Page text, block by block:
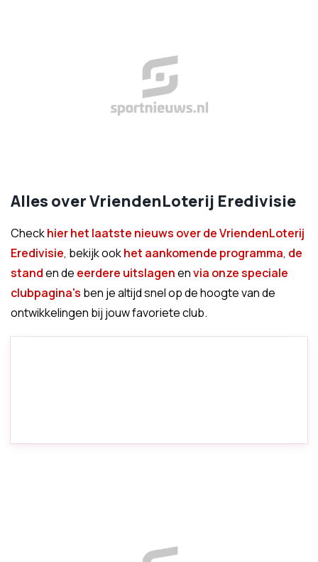
Alles over VriendenLoterij Eredivisie
Checkhier het laatste nieuws over de VriendenLoterij
Eredivisie, bekijk ookhet aankomende programma, de
standen de eerdere uitslagenenvia onze speciale
clubpagina's ben je altijd snel op de hoogte van de
ontwikkelingen bij jouw favoriete club.